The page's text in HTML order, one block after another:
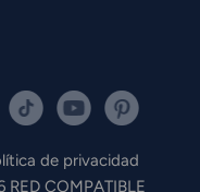
de privacidad
RED COMPATIBLE